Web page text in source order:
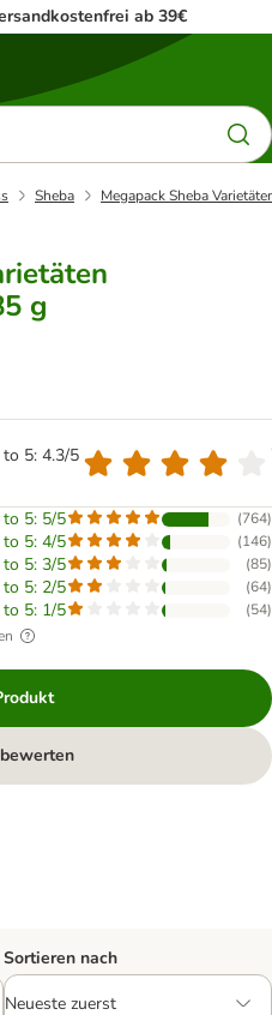
ab 39€
Sheba Megapack Sheba
g
5: 4.3/5
to 5: 5/5 (764)
to 5: 4/5 (146)
to 5: 3/5 (85)
to 5: 2/5 (64)
to 5: 1/5 (54)
Sortieren nach